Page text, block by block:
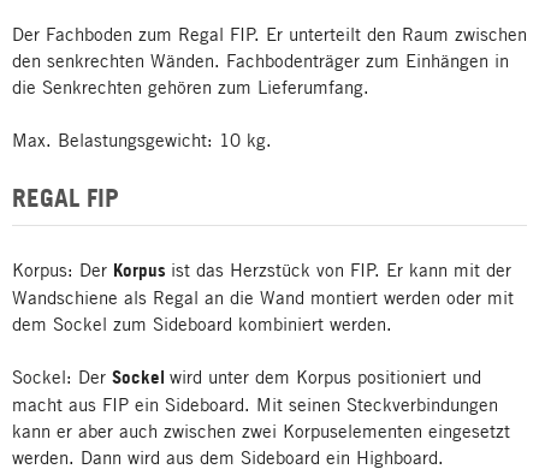
Der Fachboden zum Regal FIP. Er unterteilt den Raum zwischen
den senkrechten Wänden. Fachbodenträger zum Einhängen in
die Senkrechten gehören zum Lieferumfang.
Max. Belastungsgewicht: 10 kg.
REGAL FIP
Korpus: Der Korpus ist das Herzstück von FIP. Er kann mit der
Wandschiene als Regal an die Wand montiert werden oder mit
dem Sockel zum Sideboard kombiniert werden.
Sockel: Der Sockel wird unter dem Korpus positioniert und
macht aus FIP ein Sideboard. Mit seinen Steckverbindungen
kann er aber auch zwischen zwei Korpuselementen eingesetzt
werden. Dann wird aus dem Sideboard ein Highboard.